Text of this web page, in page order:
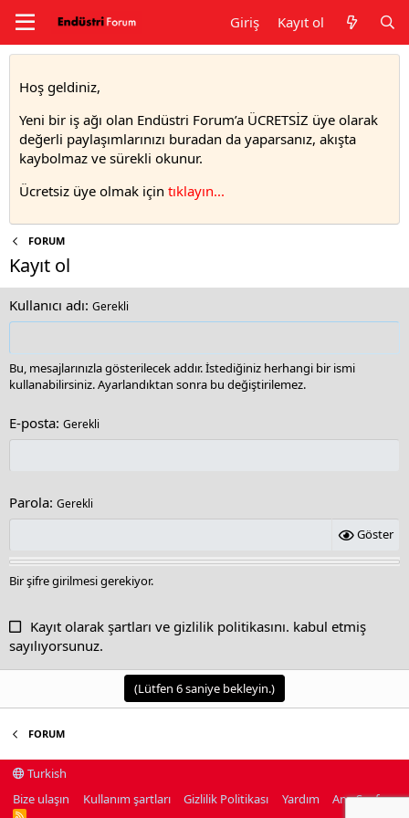
Giriş Kayıt ol
Hoş geldiniz,
Yeni bir iş ağı olan Endüstri Forum’a ÜCRETSİZ üye olarak
değerli paylaşımlarınızı buradan da yaparsanız, akışta
kaybolmaz ve sürekli okunur.
Ücretsiz üye olmak için tıklayın...
FORUM
Kayıt ol
Kullanıcı adı Gerekli
Bu, mesajlarınızla gösterilecek addır. İstediğiniz herhangi bir ismi
kullanabilirsiniz. Ayarlandıktan sonra bu değiştirilemez.
E-posta Gerekli
Parola Gerekli
Göster
Bir şifre girilmesi gerekiyor.
Kayıt olarak şartları ve gizlilik politikasını. kabul etmiş
sayılıyorsunuz.
(Lütfen 6saniye bekleyin.)
FORUM
Turkish
Bize ulaşın
Kullanım şartları Gizlilik Politikası Yardım Ana Sayfa
R